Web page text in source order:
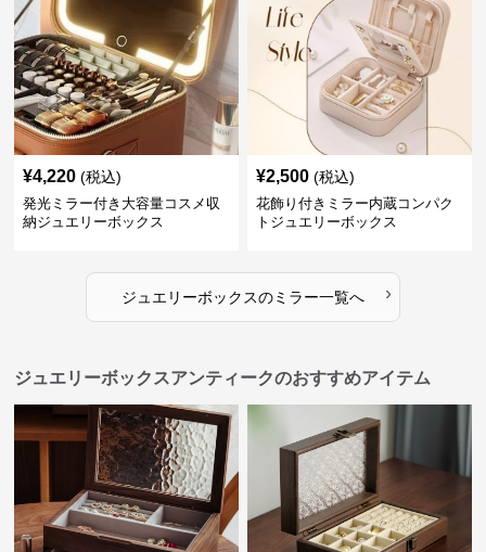
¥4,220 (税込)
発光ミラー付き大容量コスメ収
納ジュエリーボックス
¥2,500 (税込)
花飾り付きミラー内蔵コンパク
トジュエリーボックス
ジュエリーボックスのミラー一覧へ ›
ジュエリーボックスアンティークのおすすめアイテム